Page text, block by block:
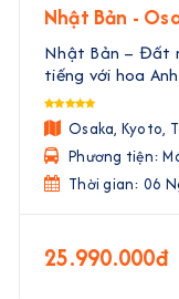
Nhật Bản -
Ngày 5 Đêm
Nhật Bản – Đất
tiếng với hoa
một nền văn hóa
ngàn năm. Con
thần ...
Osaka, Kyoto,
Phương tiện:
Thời gian: 06
25.990.000đ